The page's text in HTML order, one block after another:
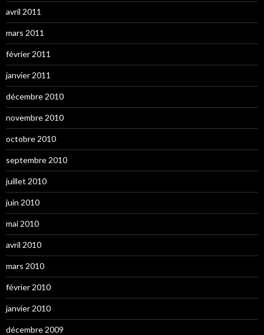
avril 2011
mars 2011
février 2011
janvier 2011
décembre 2010
novembre 2010
octobre 2010
septembre 2010
juillet 2010
juin 2010
mai 2010
avril 2010
mars 2010
février 2010
janvier 2010
décembre 2009